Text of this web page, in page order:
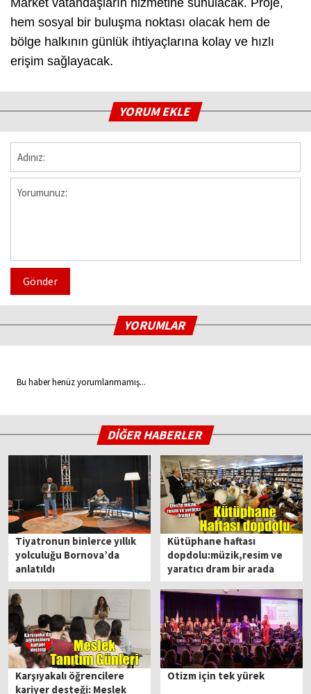
hem sosyal bir buluşma noktası olacak hem de
bölge halkının günlük ihtiyaçlarına kolay ve hızlı
erişim sağlayacak.
YORUM EKLE
Gönder
YORUMLAR
Bu haber henüz yorumlanmamış...
DİĞER HABERLER
Tiyatronun binlerce yıllık
yolculuğu Bornova’da
anlatıldı
Kütüphane haftası
dopdolu:müzik,resim ve
yaratıcı dram bir arada
Karşıyakalı öğrencilere
kariyer desteği: Meslek
Otizm için tek yürek